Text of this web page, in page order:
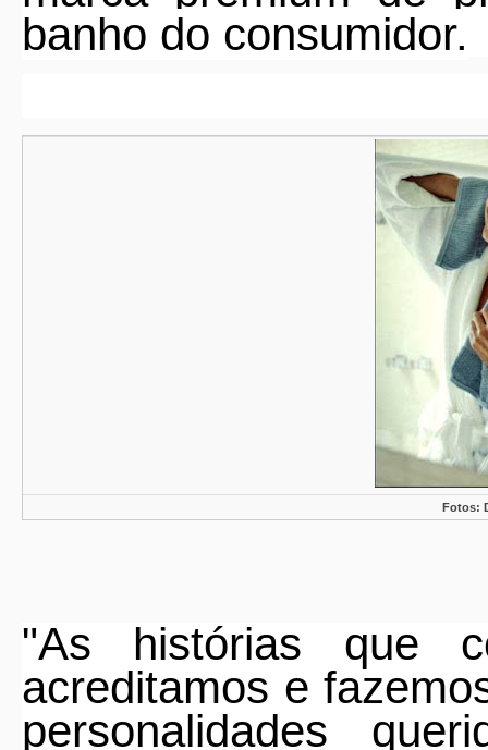
banho do consumidor.
Fotos:
"As histórias que
acreditamos e
personalidades